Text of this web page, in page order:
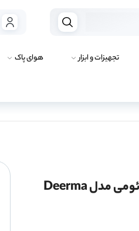
تجهیزات و ابزار هوای پاک
مخلوط کن و اسموتی ساز شیائومی مدل Deerma